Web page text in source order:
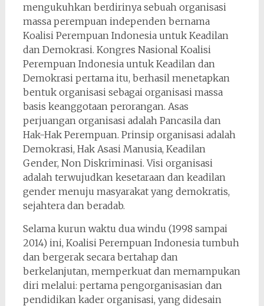
mengukuhkan berdirinya sebuah organisasi
massa perempuan independen bernama
Koalisi Perempuan Indonesia untuk Keadilan
dan Demokrasi. Kongres Nasional Koalisi
Perempuan Indonesia untuk Keadilan dan
Demokrasi pertama itu, berhasil menetapkan
bentuk organisasi sebagai organisasi massa
basis keanggotaan perorangan. Asas
perjuangan organisasi adalah Pancasila dan
Hak-Hak Perempuan. Prinsip organisasi adalah
Demokrasi, Hak Asasi Manusia, Keadilan
Gender, Non Diskriminasi. Visi organisasi
adalah terwujudkan kesetaraan dan keadilan
gender menuju masyarakat yang demokratis,
sejahtera dan beradab.
Selama kurun waktu dua windu (1998 sampai
2014) ini, Koalisi Perempuan Indonesia tumbuh
dan bergerak secara bertahap dan
berkelanjutan, memperkuat dan memampukan
diri melalui: pertama pengorganisasian dan
pendidikan kader organisasi, yang didesain